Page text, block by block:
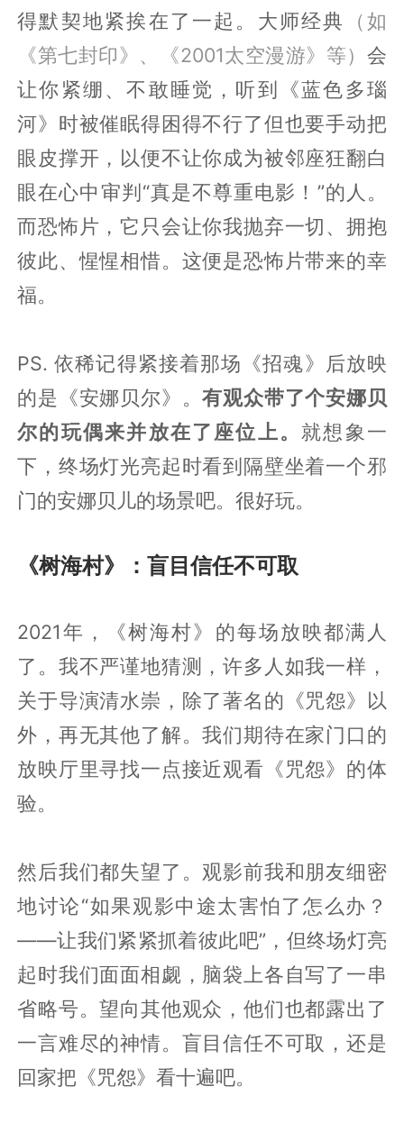
得默契地紧挨在了一起。大师经典
（如
《第七封印》、《2001太空漫游》等） 会
让你紧绷、不敢睡觉，听到《蓝色多瑙
河》时被催眠得困得不行了但也要手动把
眼皮撑开，以便不让你成为被邻座狂翻白
眼在心中审判“真是不尊重电影！”的人。
而恐怖片，它只会让你我抛弃一切、拥抱
彼此、惺惺相惜。这便是恐怖片带来的幸
福。
PS. 依稀记得紧接着那场《招魂》后放映
的是《安娜贝尔》。有观众带了个安娜贝
尔的玩偶来并放在了座位上。 就想象一
下，终场灯光亮起时看到隔壁坐着一个邪
门的安娜贝儿的场景吧。很好玩。
《树海村》：盲目信任不可取
2021年，《树海村》的每场放映都满人
了。我不严谨地猜测，许多人如我一样，
关于导演清水崇，除了著名的《咒怨》以
外，再无其他了解。我们期待在家门口的
放映厅里寻找一点接近观看《咒怨》的体
验。
然后我们都失望了。观影前我和朋友细密
地讨论“如果观影中途太害怕了怎么办？
——让我们紧紧抓着彼此吧”，但终场灯亮
起时我们面面相觑，脑袋上各自写了一串
省略号。望向其他观众，他们也都露出了
一言难尽的神情。盲目信任不可取，还是
回家把《咒怨》看十遍吧。